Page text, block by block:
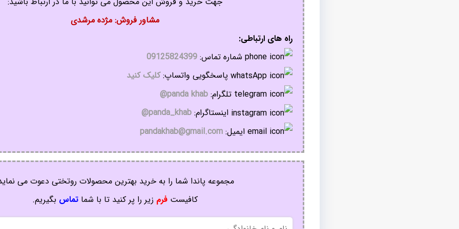
مشاور فروش: مژده مرشدی
راه های ارتباطی:
شماره تماس: 09125824399
پاسخگویی واتساپ:کلیک کنید
تلگرام: panda khab@
اینستاگرام: panda_khab@
ایمیل: pandakhab@gmail.com
مجموعه پاندا شما را به خرید بهترین محصولات روتختی دعوت می
کافیستفرم زیر را پر کنید تا با شماتماس بگیریم.